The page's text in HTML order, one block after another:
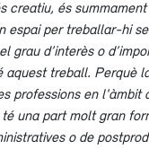
creatiu, és
espai per treballar-hi
grau d’interès o
aquest treball. Perquè
professions en l'àmbit
una part molt gran
o de